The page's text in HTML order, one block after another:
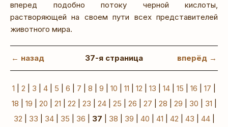
вперед подобно потоку черной кислоты,
растворяющей на своем пути всех представителей
животного мира.
← назад 37-я страница вперёд →
1 2 3 4 5 6 7 8 9 10 11 12 13 14 15 16 17
18
19 20 21 22 23 24| 25 26 27 28 29 30 31
32
33 34| 35 36 37 38 39 40 41 42 43 44|